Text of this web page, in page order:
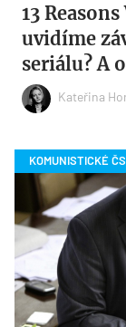
13
uvidíme
seriálu? A
Kateřina